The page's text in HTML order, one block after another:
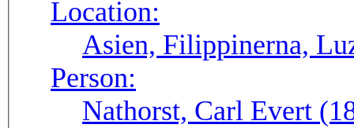
Location:
Asien, Filippinerna,
Person:
Nathorst, Carl Evert